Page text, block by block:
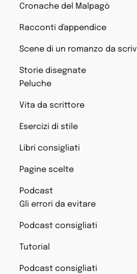
Cronache del Malpagò
Racconti d'appendice
Scene di un romanzo da
Storie disegnate
Peluche
Vita da scrittore
Esercizi di stile
Libri consigliati
Pagine scelte
Podcast
Gli errori da evitare
Podcast consigliati
Tutorial
Podcast consigliati